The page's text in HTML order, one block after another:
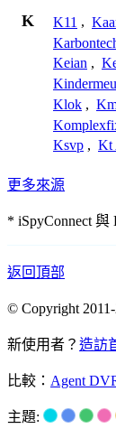
K K11 ,
Keian ,
Klok ,
Ksvp , Kt
更多來源
* iSpyConnect
返回頂部
© Copyright
新使用者？ 造訪
比較： Agent
主題: